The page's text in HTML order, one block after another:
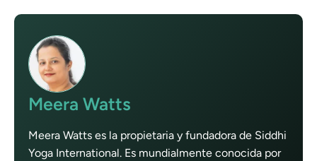
Meera Watts
Meera Watts es la propietaria y fundadora de Siddhi
Yoga International. Es mundialmente conocida por